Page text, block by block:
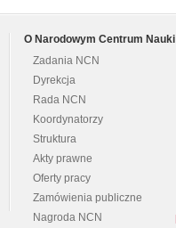
O Narodowym Centrum Nauki
Zadania NCN
Dyrekcja
Rada NCN
Koordynatorzy
Struktura
Akty prawne
Oferty pracy
Zamówienia publiczne
Nagroda NCN